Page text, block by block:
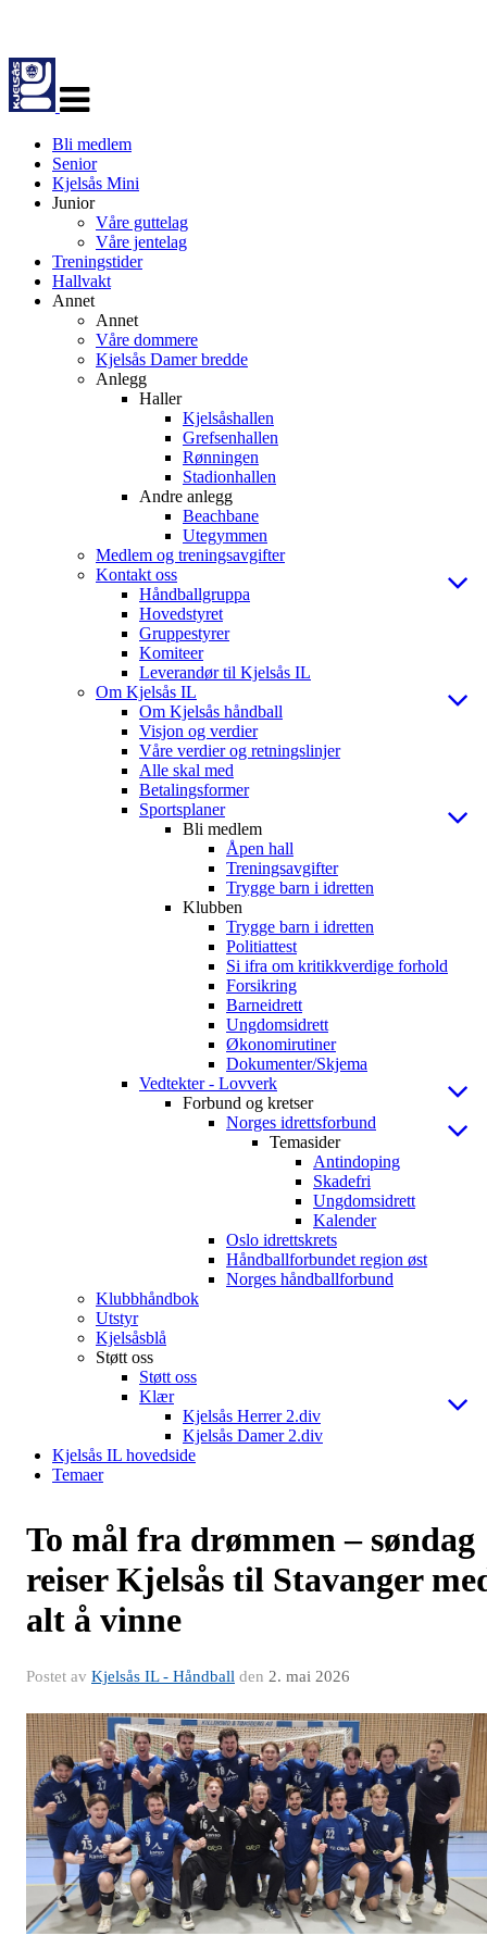
navigasjon
Bli medlem
Senior
Kjelsås Mini
Junior
Våre guttelag
Våre jentelag
Treningstider
Hallvakt
Annet
Annet
Våre dommere
Kjelsås Damer bredde
Anlegg
Haller
Kjelsåshallen
Grefsenhallen
Rønningen
Stadionhallen
Andre anlegg
Beachbane
Utegymmen
Medlem og treningsavgifter
Kontakt oss
Håndballgruppa
Hovedstyret
Gruppestyrer
Komiteer
Leverandør til Kjelsås IL
Om Kjelsås IL
Om Kjelsås håndball
Visjon og verdier
Våre verdier og retningslinjer
Alle skal med
Betalingsformer
Sportsplaner
Bli medlem
Åpen hall
Treningsavgifter
Trygge barn i idretten
Klubben
Trygge barn i idretten
Politiattest
Si ifra om kritikkverdige forhold
Forsikring
Barneidrett
Ungdomsidrett
Økonomirutiner
Dokumenter/Skjema
Vedtekter - Lovverk
Forbund og kretser
Norges idrettsforbund
Temasider
Antindoping
Skadefri
Ungdomsidrett
Kalender
Oslo idrettskrets
Håndballforbundet region øst
Norges håndballforbund
Klubbhåndbok
Utstyr
Kjelsåsblå
Støtt oss
Støtt oss
Klær
Kjelsås Herrer 2.div
Kjelsås Damer 2.div
Kjelsås IL hovedside
Temaer
To mål fra drømmen – søndag
reiser Kjelsås til Stavanger
alt å vinne
Postet av Kjelsås IL - Håndball den 2. mai 2026